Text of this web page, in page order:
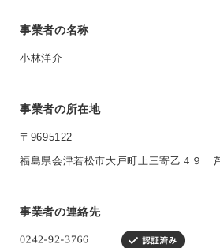
事業者の名称
小林洋介
事業者の所在地
〒9695122
福島県会津若松市大戸町上三寄乙４９
事業者の連絡先